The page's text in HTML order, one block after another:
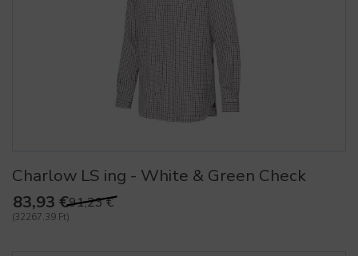
Charlow LS ing - White & Green Check
83,93 €91,23 €
(32267,39 Ft)